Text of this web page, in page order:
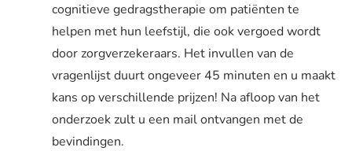
cognitieve gedragstherapie om patiënten te
helpen met hun leefstijl, die ook vergoed wordt
door zorgverzekeraars. Het invullen van de
vragenlijst duurt ongeveer 45 minuten en u maakt
kans op verschillende prijzen! Na afloop van het
onderzoek zult u een mail ontvangen met de
bevindingen.